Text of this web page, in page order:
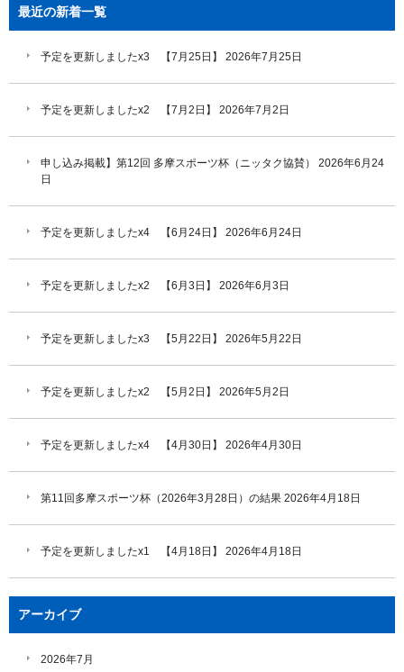
最近の新着一覧
予定を更新しましたx3 【7月25日】 2026年7月25日
予定を更新しましたx2 【7月2日】 2026年7月2日
申し込み掲載】第12回 多摩スポーツ杯（ニッタク協賛）
2026年6月24
日
予定を更新しましたx4 【6月24日】 2026年6月24日
予定を更新しましたx2 【6月3日】 2026年6月3日
予定を更新しましたx3 【5月22日】 2026年5月22日
予定を更新しましたx2 【5月2日】 2026年5月2日
予定を更新しましたx4 【4月30日】 2026年4月30日
第11回多摩スポーツ杯（2026年3月28日）の結果 2026年4月18日
予定を更新しましたx1 【4月18日】 2026年4月18日
アーカイブ
2026年7月